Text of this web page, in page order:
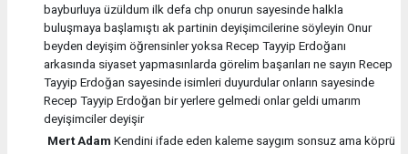
bayburluya üzüldum ilk defa chp onurun sayesinde halkla
buluşmaya başlamıştı ak partinin deyişimcilerine söyleyin Onur
beyden deyişim öğrensinler yoksa Recep Tayyip Erdoğanı
arkasında siyaset yapmasınlarda görelim başarıları ne sayın Recep
Tayyip Erdoğan sayesinde isimleri duyurdular onların sayesinde
Recep Tayyip Erdoğan bir yerlere gelmedi onlar geldi umarım
deyişimciler deyişir
Mert Adam Kendini ifade eden kaleme saygım sonsuz ama köprü